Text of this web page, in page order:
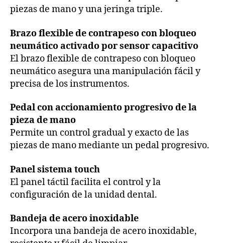
piezas de mano y una jeringa triple.
Brazo flexible de contrapeso con bloqueo
neumático activado por sensor capacitivo
El brazo flexible de contrapeso con bloqueo
neumático asegura una manipulación fácil y
precisa de los instrumentos.
Pedal con accionamiento progresivo de la
pieza de mano
Permite un control gradual y exacto de las
piezas de mano mediante un pedal progresivo.
Panel sistema touch
El panel táctil facilita el control y la
configuración de la unidad dental.
Bandeja de acero inoxidable
Incorpora una bandeja de acero inoxidable,